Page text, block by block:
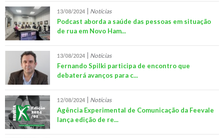
13/08/2024 Notícias
Podcast aborda a saúde das pessoas em situação
de rua em Novo Ham...
13/08/2024 Notícias
Fernando Spilki participa de encontro que
debaterá avanços para c...
12/08/2024 Notícias
Agência Experimental de Comunicação da Feevale
lança edição de re...